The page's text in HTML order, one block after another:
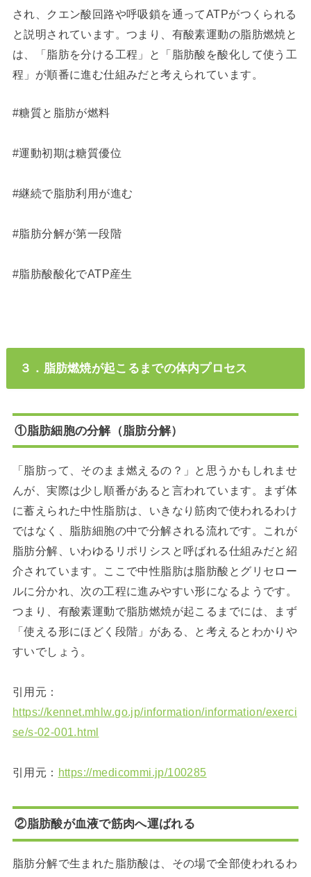
され、クエン酸回路や呼吸鎖を通ってATPがつくられる
と説明されています。つまり、有酸素運動の脂肪燃焼と
は、「脂肪を分ける工程」と「脂肪酸を酸化して使う工
程」が順番に進む仕組みだと考えられています。
#糖質と脂肪が燃料
#運動初期は糖質優位
#継続で脂肪利用が進む
#脂肪分解が第一段階
#脂肪酸酸化でATP産生
３．脂肪燃焼が起こるまでの体内プロセス
①脂肪細胞の分解（脂肪分解）
「脂肪って、そのまま燃えるの？」と思うかもしれませ
んが、実際は少し順番があると言われています。まず体
に蓄えられた中性脂肪は、いきなり筋肉で使われるわけ
ではなく、脂肪細胞の中で分解される流れです。これが
脂肪分解、いわゆるリポリシスと呼ばれる仕組みだと紹
介されています。ここで中性脂肪は脂肪酸とグリセロー
ルに分かれ、次の工程に進みやすい形になるようです。
つまり、有酸素運動で脂肪燃焼が起こるまでには、まず
「使える形にほどく段階」がある、と考えるとわかりや
すいでしょう。
引用元：
https://kennet.mhlw.go.jp/information/information/exerci
se/s-02-001.html
引用元： https://medicommi.jp/100285
②脂肪酸が血液で筋肉へ運ばれる
脂肪分解で生まれた脂肪酸は、その場で全部使われるわ